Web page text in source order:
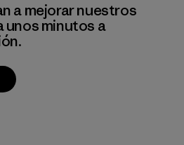
a mejorar nuestros
minutos a